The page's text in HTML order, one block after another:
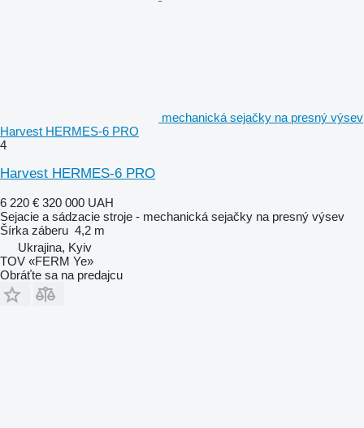
mechanická sejačky na presný výsev
Harvest HERMES-6 PRO
4
Harvest HERMES-6 PRO
6 220 € 320 000 UAH
Sejacie a sádzacie stroje - mechanická sejačky na presný výsev
Šírka záberu 4,2 m
Ukrajina, Kyiv
TOV «FERM Ye»
Obráťte sa na predajcu